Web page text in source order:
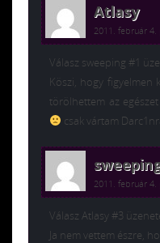
Atlasy
2011. február
Válasz sweeping #1
Köszi, hogy figyelmen
törölhettem az
csak vártam
2011. február
Válasz Atlasy #3
Ja nem vettem észre,